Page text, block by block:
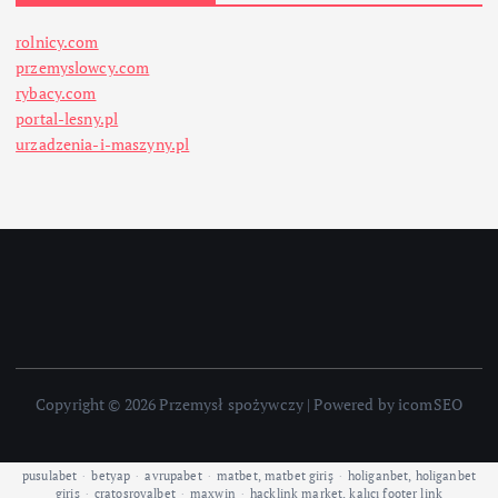
rolnicy.com
przemyslowcy.com
rybacy.com
portal-lesny.pl
urzadzenia-i-maszyny.pl
Copyright © 2026 Przemysł spożywczy | Powered by icomSEO
pusulabet · betyap · avrupabet · matbet, matbet giriş · holiganbet, holiganbet
giriş · cratosroyalbet · maxwin · hacklink market, kalıcı footer link